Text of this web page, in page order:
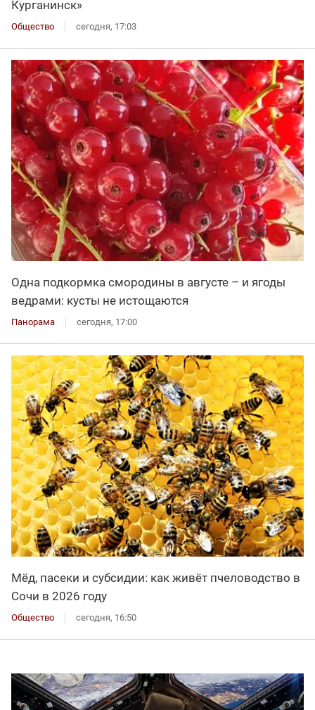
Курганинск»
Общество сегодня, 17:03
Одна подкормка смородины в августе – и ягоды
ведрами: кусты не истощаются
Панорама сегодня, 17:00
Мёд, пасеки и субсидии: как живёт пчеловодство в
Сочи в 2026 году
Общество сегодня, 16:50